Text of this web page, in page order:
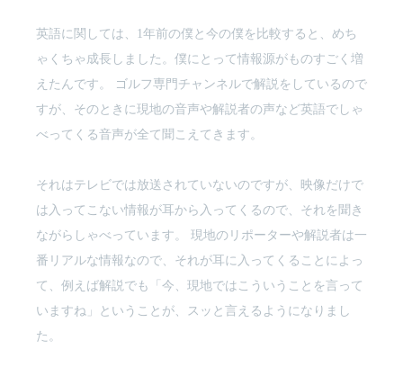
英語に関しては、1年前の僕と今の僕を比較すると、めち
ゃくちゃ成長しました。僕にとって情報源がものすごく増
えたんです。 ゴルフ専門チャンネルで解説をしているので
すが、そのときに現地の音声や解説者の声など英語でしゃ
べってくる音声が全て聞こえてきます。
それはテレビでは放送されていないのですが、映像だけで
は入ってこない情報が耳から入ってくるので、それを聞き
ながらしゃべっています。 現地のリポーターや解説者は一
番リアルな情報なので、それが耳に入ってくることによっ
て、例えば解説でも「今、現地ではこういうことを言って
いますね」ということが、スッと言えるようになりまし
た。